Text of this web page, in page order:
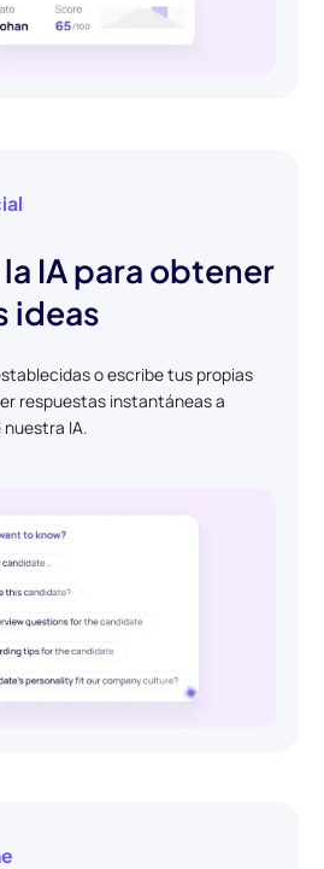
IA para obtener
ideas
o escribe tus propias
respuestas instantáneas a
IA.